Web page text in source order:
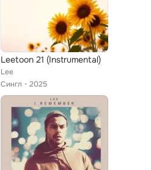
Leetoon 21 (Instrumental)
Lee
Сингл
2025